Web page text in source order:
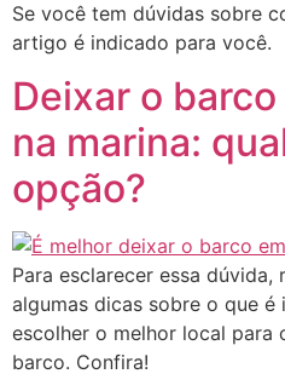
Se você tem dúvidas sobre
artigo é indicado para você.
Deixar o
na marina:
opção?
Para esclarecer essa dúvida,
algumas dicas sobre o que
escolher o melhor local para
barco. Confira!